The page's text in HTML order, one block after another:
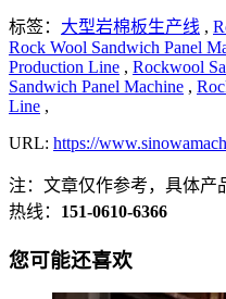
标签： 大型岩棉板生产线 ,
Rock Wool Sandwich Panel
Production Line , Rockwool
Sandwich Panel Machine ,
Line ,
URL: https://
注：文章仅作参考，具体产
热线： 151-0610-6366
您可能还喜欢